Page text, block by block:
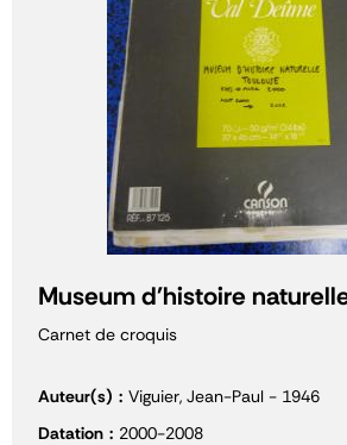
Museum d'histoire
Carnet de croquis
Auteur(s)
Viguier, Jean-Paul - 1946
Datation
2000-2008